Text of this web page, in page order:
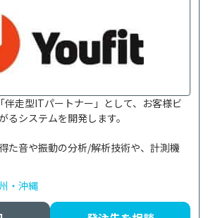
走型ITパートナー」として、お客様ビ
るシステムを開発します。
た音や振動の分析/解析技術や、計測機
・沖縄